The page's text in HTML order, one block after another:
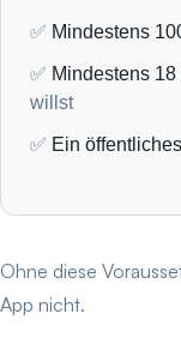
✅ Mindestens
✅ Mindestens 18
willst
✅ Ein
Ohne diese
App nicht.